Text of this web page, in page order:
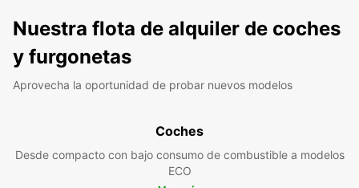
Nuestra flota de alquiler de coches
y furgonetas
Aprovecha la oportunidad de probar nuevos modelos
Coches
Desde compacto con bajo consumo de combustible a modelos
ECO